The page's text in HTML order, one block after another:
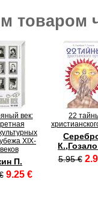
товаром
век:
XIX-
П.
9.25 €
22
5.95 €